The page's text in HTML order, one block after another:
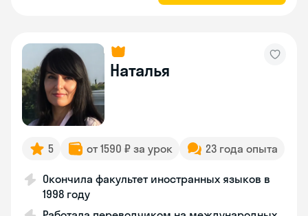
Наталья
5 от 1590 ₽ за урок 23 года опыта
Окончила факультет иностранных языков в
1998 году